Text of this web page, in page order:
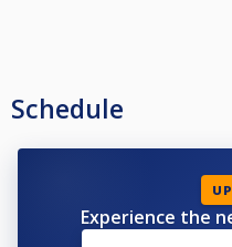
Schedule
Experience the